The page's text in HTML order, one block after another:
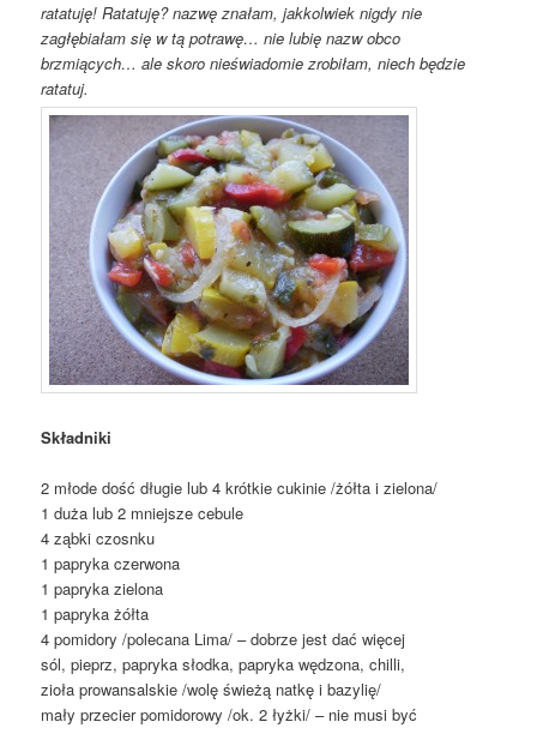
ratatuję! Ratatuję? nazwę znałam, jakkolwiek nigdy nie
zagłębiałam się w tą potrawę… nie lubię nazw obco
brzmiących… ale skoro nieświadomie zrobiłam, niech będzie
ratatuj.
Składniki
2 młode dość długie lub 4 krótkie cukinie /żółta i zielona/
1 duża lub 2 mniejsze cebule
4 ząbki czosnku
1 papryka czerwona
1 papryka zielona
1 papryka żółta
4 pomidory /polecana Lima/ – dobrze jest dać więcej
sól, pieprz, papryka słodka, papryka wędzona, chilli,
zioła prowansalskie /wolę świeżą natkę i bazylię/
mały przecier pomidorowy /ok. 2 łyżki/ – nie musi być